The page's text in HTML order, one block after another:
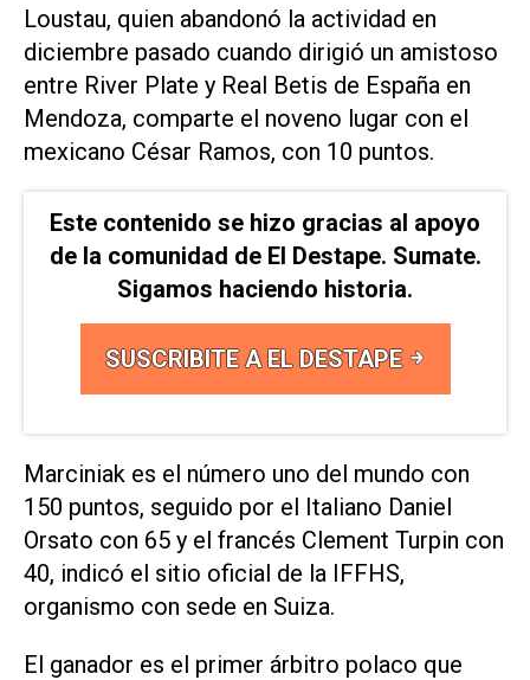
Loustau, quien abandonó la actividad en
diciembre pasado cuando dirigió un amistoso
entre River Plate y Real Betis de España en
Mendoza, comparte el noveno lugar con el
mexicano César Ramos, con 10 puntos.
Este contenido se hizo gracias al apoyo
de la comunidad de El Destape. Sumate.
Sigamos haciendo historia.
SUSCRIBITE A EL DESTAPE
Marciniak es el número uno del mundo con
150 puntos, seguido por el Italiano Daniel
Orsato con 65 y el francés Clement Turpin con
40, indicó el sitio oficial de la IFFHS,
organismo con sede en Suiza.
El ganador es el primer árbitro polaco que